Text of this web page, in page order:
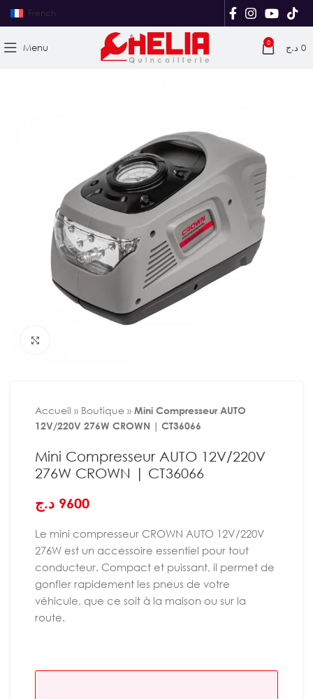
French
Menu 0 0 د.ج
Accueil » Boutique » Mini Compresseur AUTO
12V/220V 276W CROWN | CT36066
Mini Compresseur AUTO 12V/220V
276W CROWN | CT36066
9600 د.ج
Le mini compresseur CROWN AUTO 12V/220V
276W est un accessoire essentiel pour tout
conducteur. Compact et puissant, il permet de
gonfler rapidement les pneus de votre
véhicule, que ce soit à la maison ou sur la
route.